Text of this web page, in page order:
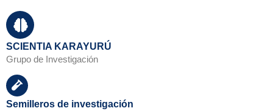
SCIENTIA KARAYURÚ
Grupo de Investigación
Semilleros de investigación